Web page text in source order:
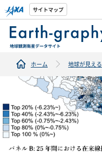
サイトマップ
ホーム 地球が見える